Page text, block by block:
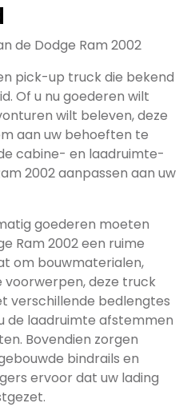
de Dodge Ram 2002
pick-up truck die bekend
Of u nu goederen wilt
wilt beleven, deze
aan uw behoeften te
cabine- en laadruimte-
2002 aanpassen aan uw
goederen moeten
Ram 2002 een ruime
om bouwmaterialen,
deze truck
verschillende bedlengtes
de laadruimte afstemmen
Bovendien zorgen
bindrails en
ervoor dat uw lading